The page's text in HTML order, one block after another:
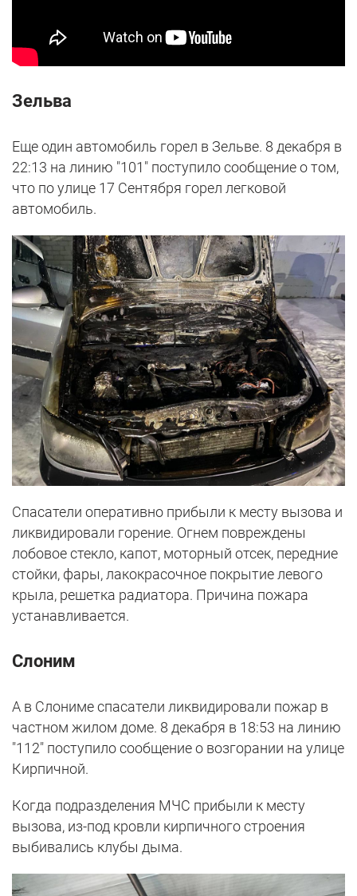
Зельва
Еще один автомобиль горел в Зельве. 8 декабря в
22:13 на линию "101" поступило сообщение о том,
что по улице 17 Сентября горел легковой
автомобиль.
Спасатели оперативно прибыли к месту вызова и
ликвидировали горение. Огнем повреждены
лобовое стекло, капот, моторный отсек, передние
стойки, фары, лакокрасочное покрытие левого
крыла, решетка радиатора. Причина пожара
устанавливается.
Слоним
А в Слониме спасатели ликвидировали пожар в
частном жилом доме. 8 декабря в 18:53 на линию
"112" поступило сообщение о возгорании на улице
Кирпичной.
Когда подразделения МЧС прибыли к месту
вызова, из-под кровли кирпичного строения
выбивались клубы дыма.